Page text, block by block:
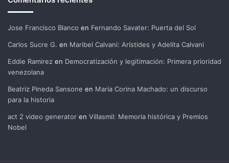
Jose Francisco Blanco en Fernando Savater: Puerta del Sol
Carlos Sucre G. en Maribel Calvani: Arístides y Adelita Calvani
Eddie Ramirez en Democratización y legitimación: Primera prioridad
venezolana
Beatriz Pineda Sansone en María Corina Machado: un discurso
para la historia
act 2 video generator en Villasmil: Memoria histórica y Premios
Nobel